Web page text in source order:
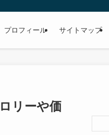
プロフィール サイトマップ
リーや価